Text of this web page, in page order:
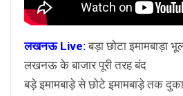
लखनऊ Live:बड़ा छोटा इमामबाड़ा
लखनऊ के बाजार पूरी तरह बंद
बड़े इमामबाड़े से छोटे इमामबाड़े तक